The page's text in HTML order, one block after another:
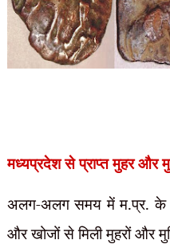
मध्यप्रदेश से प्राप्त मुहर और
अलग-अलग समय में म.प्र. के
और खोजों से मिली मुहरोंऔर